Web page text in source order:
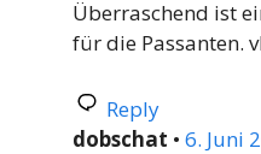
Überraschend ist
für die Passanten.
Reply
dobschat • 6. Juni